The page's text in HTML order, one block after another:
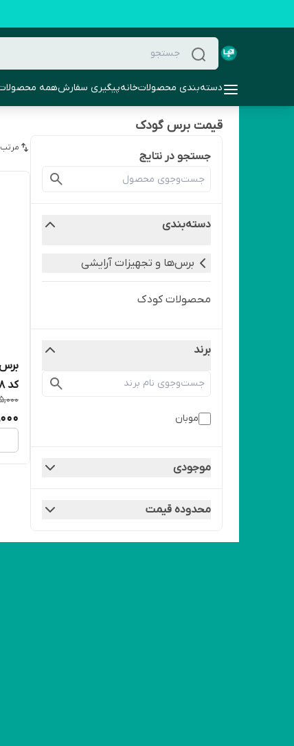
دسته‌بندی محصولاتخانهپیگیری سفارشهمه
قیمت برس گودک
جستجو در نتایج
دسته‌بندی
برس‌ها و تجهیزات آرایشی
محصولات کودک
برند
موبان
موجودی
محدوده قیمت
کد 88